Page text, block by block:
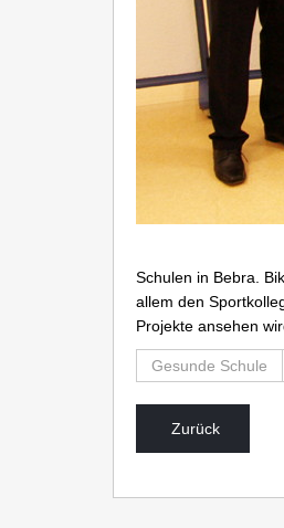
Schulen in Bebra.
allem den
Projekte ansehen
Gesunde Schule
Zurück